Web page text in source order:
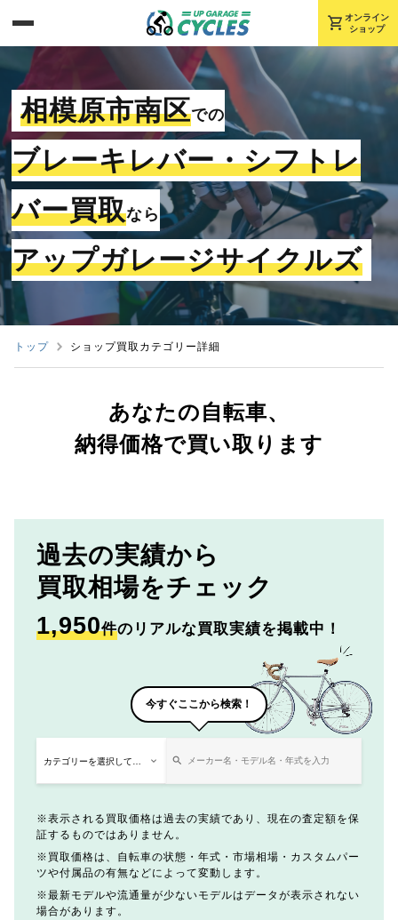
shopping_cart オンライン
ショップ
相模原市南区での
ブレーキレバー・シフトレ
バー買取なら
アップガレージサイクルズ
トップ ショップ買取カテゴリー詳細
あなたの自転車、
納得価格で買い取ります
過去の実績から
買取相場をチェック
1,950件のリアルな買取実績を掲載中！
今すぐここから検索！
表示される買取価格は過去の実績であり、現在の査定額を保
証するものではありません。
買取価格は、自転車の状態・年式・市場相場・カスタムパー
ツや付属品の有無などによって変動します。
最新モデルや流通量が少ないモデルはデータが表示されない
場合があります。